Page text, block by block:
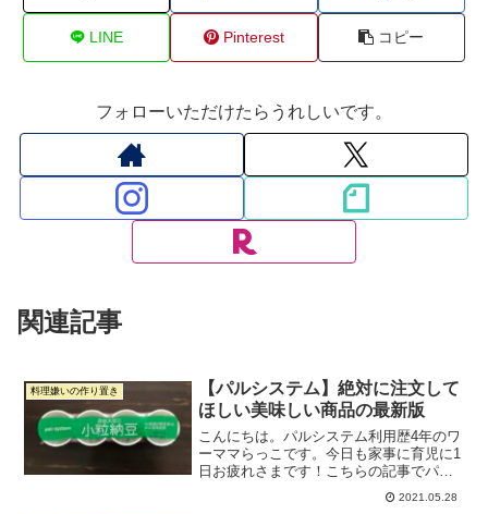
LINE Pinterest コピー
フォローいただけたらうれしいです。
関連記事
料理嫌いの作り置き
【パルシステム】絶対に注文して
ほしい美味しい商品の最新版
こんにちは。パルシステム利用歴4年のワ
ーママらっこです。今日も家事に育児に1
日お疲れさまです！こちらの記事でパル
システムのおすすめを書きました↓【パル
システム】ワーママが絶対注文すべき本
2021.05.28